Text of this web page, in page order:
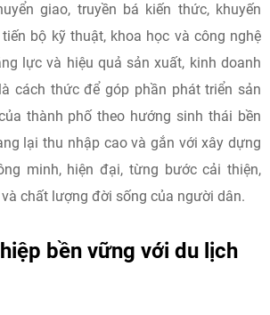
giao, truyền bá kiến thức, khuyến
bộ kỹ thuật, khoa học và công nghệ
lực và hiệu quả sản xuất, kinh doanh
cách thức để góp phần phát triển sản
thành phố theo hướng sinh thái bền
lại thu nhập cao và gắn với xây dựng
minh, hiện đại, từng bước cải thiện,
chất lượng đời sống của người dân.
bền vững với du lịch